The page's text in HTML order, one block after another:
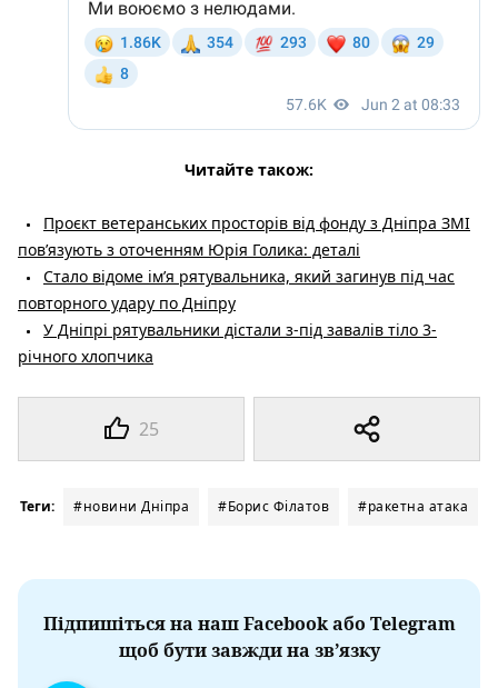
25
Читайте також:
Проєкт ветеранських просторів від фонду з Дніпра ЗМІ
пов’язують з оточенням Юрія Голика: деталі
Стало відоме ім’я рятувальника, який загинув під час
повторного удару по Дніпру
У Дніпрі рятувальники дістали з-під завалів тіло 3-
річного хлопчика
Теги: #новини Дніпра #Борис Філатов #ракетна атака
Підпишіться на наш Facebook або Telegram
щоб бути завжди на зв’язку